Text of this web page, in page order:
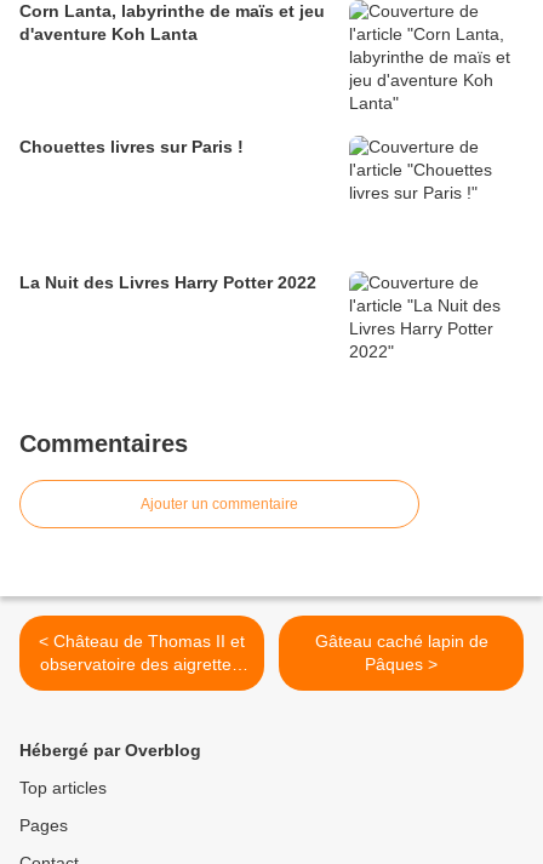
Corn Lanta, labyrinthe de maïs et jeu
d'aventure Koh Lanta
Chouettes livres sur Paris !
La Nuit des Livres Harry Potter 2022
Commentaires
Ajouter un commentaire
< Château de Thomas II et
observatoire des aigrettes,
Le Bourget du Lac
Gâteau caché lapin de
Pâques >
Hébergé par Overblog
Top articles
Pages